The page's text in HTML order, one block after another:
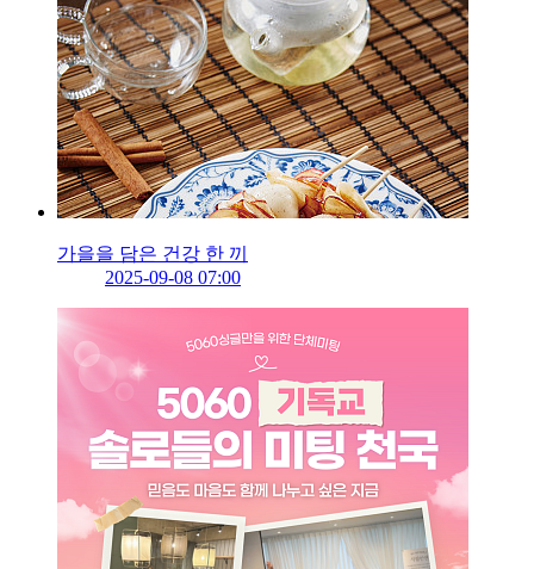
가을을 담은 건강 한 끼
2025-09-08 07:00